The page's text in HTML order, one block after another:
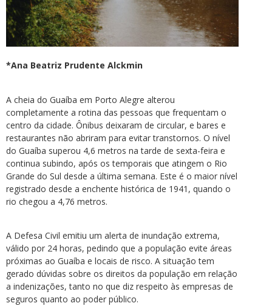
*Ana Beatriz Prudente Alckmin
A cheia do Guaíba em Porto Alegre alterou
completamente a rotina das pessoas que frequentam o
centro da cidade. Ônibus deixaram de circular, e bares e
restaurantes não abriram para evitar transtornos. O nível
do Guaíba superou 4,6 metros na tarde de sexta-feira e
continua subindo, após os temporais que atingem o Rio
Grande do Sul desde a última semana. Este é o maior nível
registrado desde a enchente histórica de 1941, quando o
rio chegou a 4,76 metros.
A Defesa Civil emitiu um alerta de inundação extrema,
válido por 24 horas, pedindo que a população evite áreas
próximas ao Guaíba e locais de risco. A situação tem
gerado dúvidas sobre os direitos da população em relação
a indenizações, tanto no que diz respeito às empresas de
seguros quanto ao poder público.